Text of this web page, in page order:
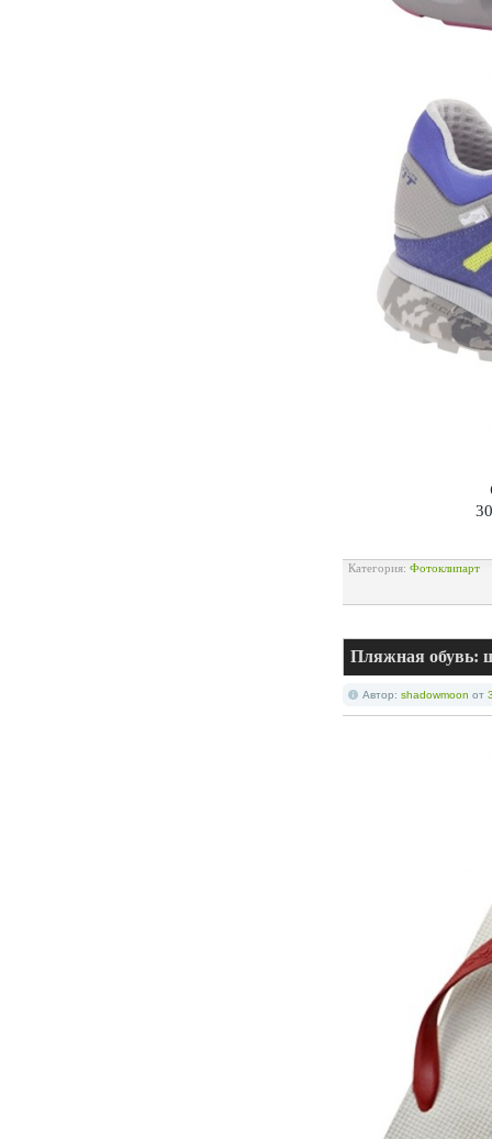
Категория: Фотоклипарт
Пляжная обувь:
Автор: shadowmoon от